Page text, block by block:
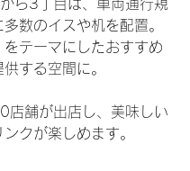
ら3丁目は、車両通行規
数のイスや机を配置。
をテーマにしたおすすめ
する空間に。
店舗が出店し、美味しい
クが楽しめます。